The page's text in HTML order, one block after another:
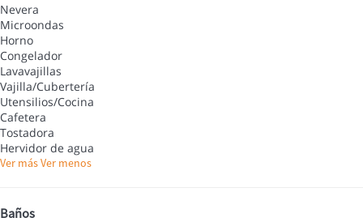
Nevera
Microondas
Horno
Congelador
Lavavajillas
Vajilla/Cubertería
Utensilios/Cocina
Cafetera
Tostadora
Hervidor de agua
Ver másVer menos
Baños